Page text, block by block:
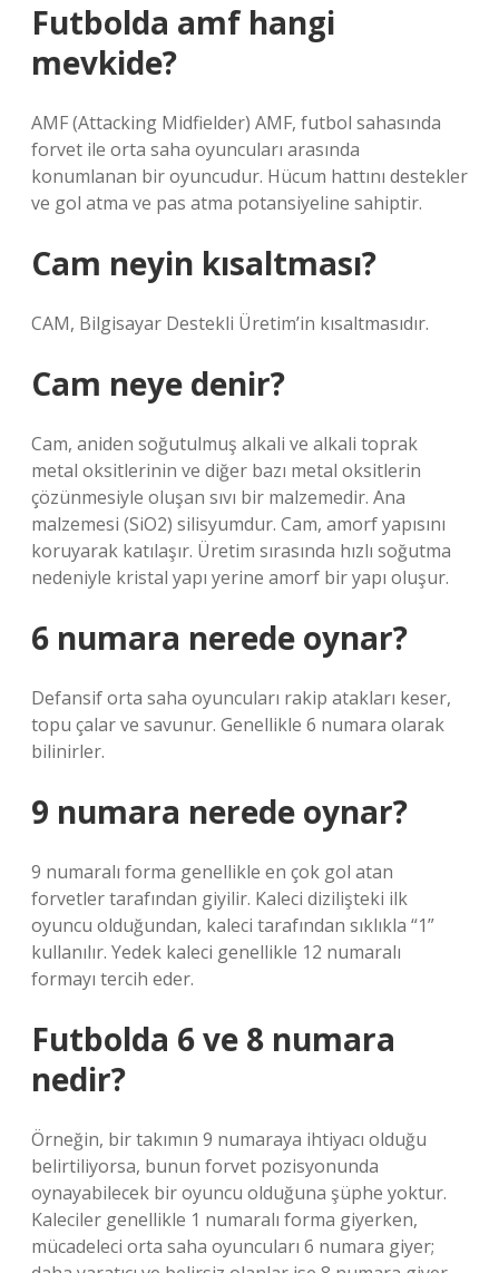
Futbolda amf hangi
mevkide?
AMF (Attacking Midfielder) AMF, futbol sahasında
forvet ile orta saha oyuncuları arasında
konumlanan bir oyuncudur. Hücum hattını destekler
ve gol atma ve pas atma potansiyeline sahiptir.
Cam neyin kısaltması?
CAM, Bilgisayar Destekli Üretim’in kısaltmasıdır.
Cam neye denir?
Cam, aniden soğutulmuş alkali ve alkali toprak
metal oksitlerinin ve diğer bazı metal oksitlerin
çözünmesiyle oluşan sıvı bir malzemedir. Ana
malzemesi (SiO2) silisyumdur. Cam, amorf yapısını
koruyarak katılaşır. Üretim sırasında hızlı soğutma
nedeniyle kristal yapı yerine amorf bir yapı oluşur.
6 numara nerede oynar?
Defansif orta saha oyuncuları rakip atakları keser,
topu çalar ve savunur. Genellikle 6 numara olarak
bilinirler.
9 numara nerede oynar?
9 numaralı forma genellikle en çok gol atan
forvetler tarafından giyilir. Kaleci dizilişteki ilk
oyuncu olduğundan, kaleci tarafından sıklıkla “1”
kullanılır. Yedek kaleci genellikle 12 numaralı
formayı tercih eder.
Futbolda 6 ve 8 numara
nedir?
Örneğin, bir takımın 9 numaraya ihtiyacı olduğu
belirtiliyorsa, bunun forvet pozisyonunda
oynayabilecek bir oyuncu olduğuna şüphe yoktur.
Kaleciler genellikle 1 numaralı forma giyerken,
mücadeleci orta saha oyuncuları 6 numara giyer;